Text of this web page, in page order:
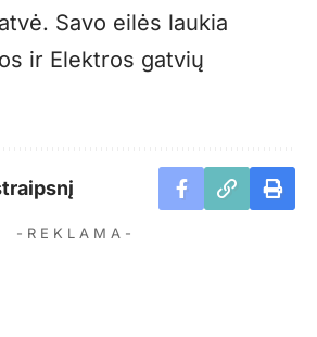
Savo eilės laukia
ir Elektros gatvių
- R E K L A M A -